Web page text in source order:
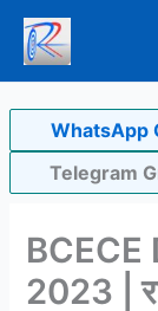
Skip
content
WhatsApp
Telegram
2023 |